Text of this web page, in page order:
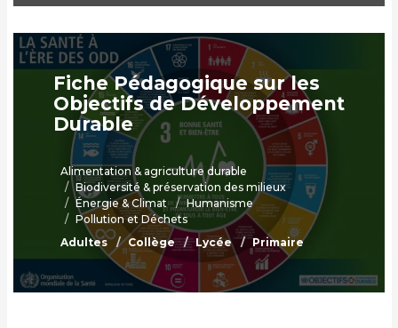
Fiche Pédagogique sur les
Objectifs de Développement
Durable
Alimentation & agriculture durable
Biodiversité & préservation des milieux
Énergie & Climat
Humanisme
Pollution et Déchets
Adultes
Collège Lycée Primaire